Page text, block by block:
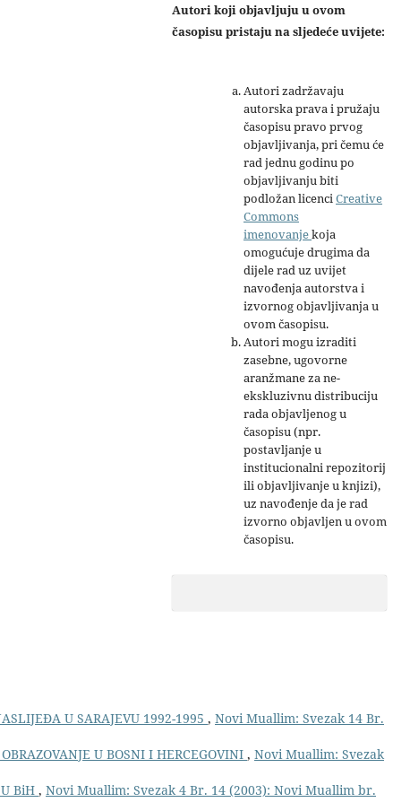
Autori koji objavljuju u ovom
časopisu pristaju na sljedeće uvijete:
Autori zadržavaju
autorska prava i pružaju
časopisu pravo prvog
objavljivanja, pri čemu će
rad jednu godinu po
objavljivanju biti
podložan licenci Creative
Commons
imenovanjekoja
omogućuje drugima da
dijele rad uz uvijet
navođenja autorstva i
izvornog objavljivanja u
ovom časopisu.
Autori mogu izraditi
zasebne, ugovorne
aranžmane za ne-
ekskluzivnu distribuciju
rada objavljenog u
časopisu (npr.
postavljanje u
institucionalni repozitorij
ili objavljivanje u knjizi),
uz navođenje da je rad
izvorno objavljen u ovom
časopisu.
U SARAJEVU 1992-1995 , Novi Muallim: Svezak 14 Br.
U BOSNI I HERCEGOVINI , Novi Muallim: Svezak
BiH , Novi Muallim: Svezak 4 Br. 14 (2003): Novi Muallim br.